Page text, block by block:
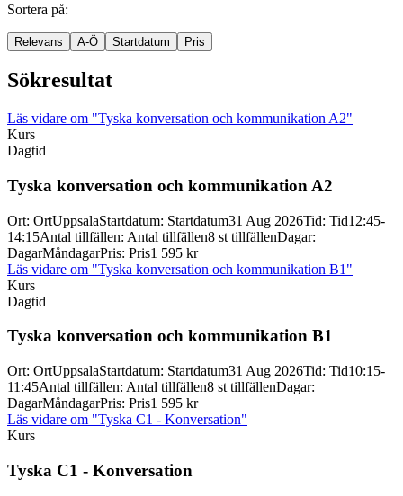
Sortera på:
Relevans A-Ö Startdatum Pris
Sökresultat
Läs vidare om "Tyska konversation och kommunikation A2"
Kurs
Dagtid
Tyska konversation och kommunikation A2
Ort: OrtUppsalaStartdatum: Startdatum31 Aug 2026Tid: Tid12:45-
14:15Antal tillfällen: Antal tillfällen8 st tillfällenDagar:
DagarMåndagarPris: Pris1 595 kr
Läs vidare om "Tyska konversation och kommunikation B1"
Kurs
Dagtid
Tyska konversation och kommunikation B1
Ort: OrtUppsalaStartdatum: Startdatum31 Aug 2026Tid: Tid10:15-
11:45Antal tillfällen: Antal tillfällen8 st tillfällenDagar:
DagarMåndagarPris: Pris1 595 kr
Läs vidare om "Tyska C1 - Konversation"
Kurs
Tyska C1 - Konversation